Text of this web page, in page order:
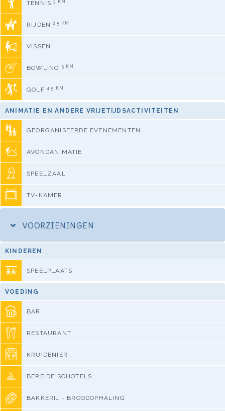
TENNIS3 KM
RIJDEN2,5 KM
VISSEN
BOWLING 5 KM
GOLF 4,5 KM
ANIMATIE EN ANDERE VRIJETIJDSACTIVITEITEN
GEORGANISEERDE EVENEMENTEN
AVONDANIMATIE
SPEELZAAL
TV-KAMER
VOORZIENINGEN
KINDEREN
SPEELPLAATS
VOEDING
BAR
RESTAURANT
KRUIDENIER
BEREIDE SCHOTELS
BAKKERIJ - BROODOPHALING